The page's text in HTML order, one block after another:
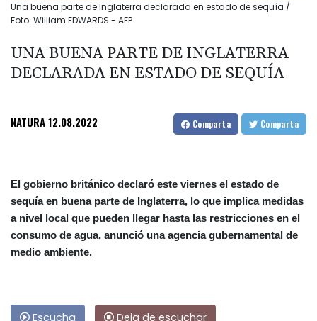
Una buena parte de Inglaterra declarada en estado de sequía /
Foto: William EDWARDS - AFP
UNA BUENA PARTE DE INGLATERRA
DECLARADA EN ESTADO DE SEQUÍA
NATURA12.08.2022 Comparta Comparta
El gobierno británico declaró este viernes el estado de
sequía en buena parte de Inglaterra, lo que implica medidas
a nivel local que pueden llegar hasta las restricciones en el
consumo de agua, anunció una agencia gubernamental de
medio ambiente.
Escucha Deja de escuchar